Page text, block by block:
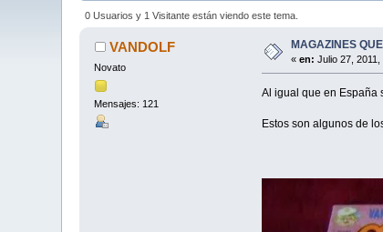
0 Usuarios y 1 Visitante están viendo este tema.
VANDOLF
Novato
Mensajes: 121
MAGAZINES
«en: Julio 27,
Al igual que en España
Estos son algunos de